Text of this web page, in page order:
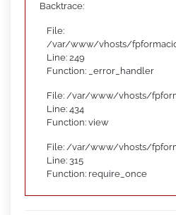
Backtrace:
File:
/var/www/vhosts/
Line: 249
Function: _error_handler
File: /var/www/vhosts/
Line: 434
Function: view
File: /var/www/vhosts/
Line: 315
Function: require_once